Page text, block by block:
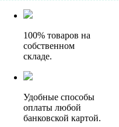
100% товаров на
собственном
складе.
Удобные способы
оплаты любой
банковской картой.